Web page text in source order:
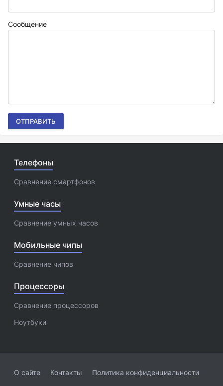
Сообщение
ОТПРАВИТЬ
Телефоны
Сравнение смартфонов
Умные часы
Сравнение умных часов
Мобильные чипы
Сравнение чипов
Процессоры
Сравнение процессоров
Ноутбуки
О сайте Контакты Политика конфиденциальности